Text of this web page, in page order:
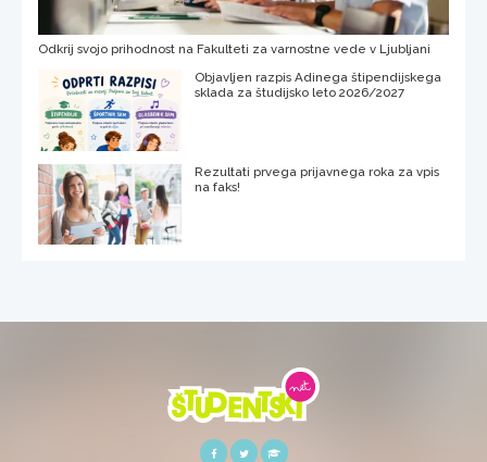
Odkrij svojo prihodnost na Fakulteti za varnostne vede v Ljubljani
Objavljen razpis Adinega štipendijskega
sklada za študijsko leto 2026/2027
Rezultati prvega prijavnega roka za vpis
na faks!